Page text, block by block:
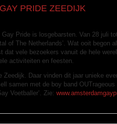
PRIDE ZEEDIJK
Pride is losgebarsten. Van 28 juli
of The Netherlands’. Wat ooit begon
dat vele bezoekers vanuit de hele
activiteiten en feesten.
Zeedijk. Daar vinden dit jaar unieke
samen met de boy band
Voetballer’. Zie: